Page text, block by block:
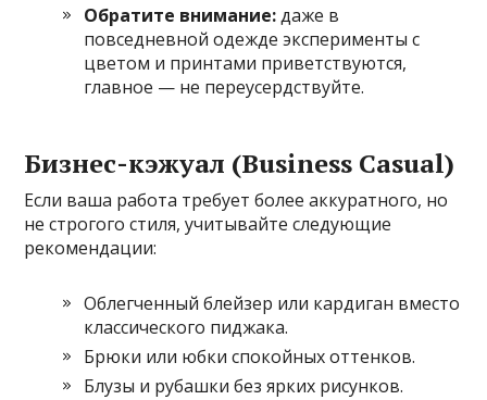
Обратите внимание:даже в
повседневной одежде эксперименты с
цветом и принтами приветствуются,
главное — не переусердствуйте.
Бизнес-кэжуал (Business Casual)
Если ваша работа требует более аккуратного, но
не строгого стиля, учитывайте следующие
рекомендации:
Облегченный блейзер или кардиган вместо
классического пиджака.
Брюки или юбки спокойных оттенков.
Блузы и рубашки без ярких рисунков.